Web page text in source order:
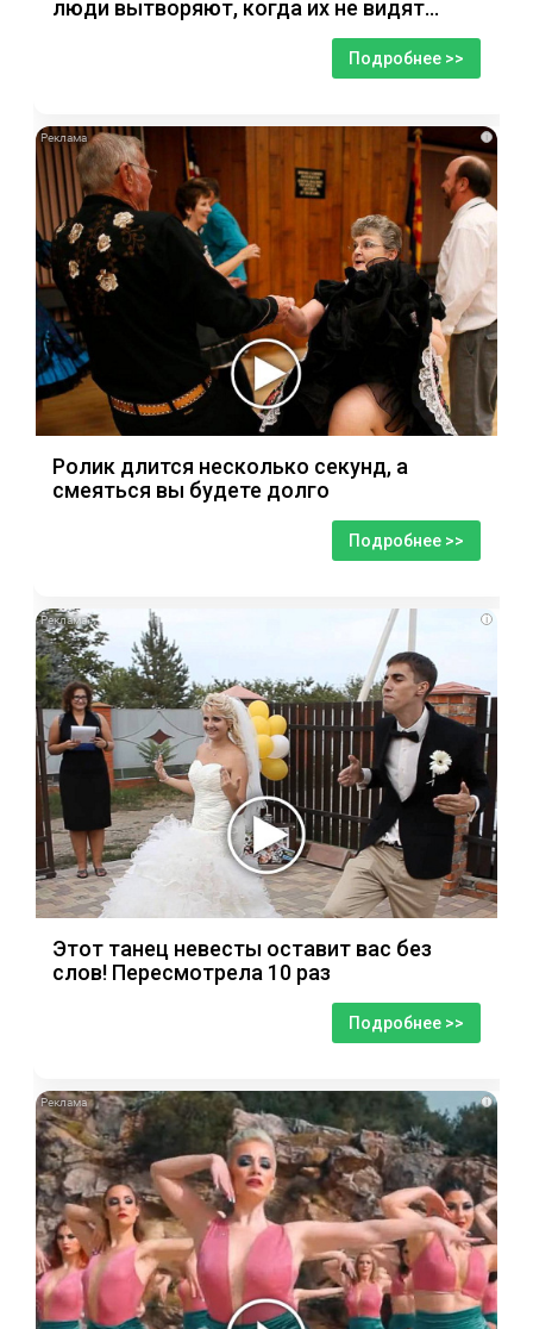
люди вытворяют, когда их не видят...
Подробнее >>
i
Ролик длится несколько секунд, а
смеяться вы будете долго
Подробнее >>
i
Этот танец невесты оставит вас без
слов! Пересмотрела 10 раз
Подробнее >>
i